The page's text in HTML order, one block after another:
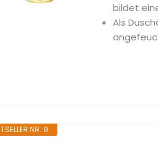
bildet
Als
NR. 9